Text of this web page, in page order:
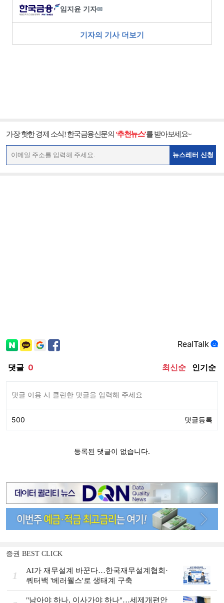
임지윤 기자✉
기자의 기사 더보기
가장 핫한 경제 소식! 한국금융신문의 ‘추천뉴스’를 받아보세요~
뉴스레터 신청
증권 BEST CLICK
1
AI가 재무설계 바꾼다…한국재무설계협회·
쿼터백 '베러웰스'로 생태계 구축
"남아야 하나, 이사가야 하나"…세제개편안